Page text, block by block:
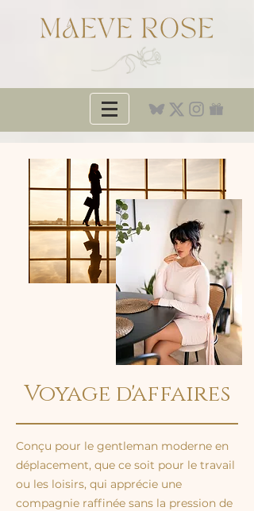
Voyage d'affaires
Conçu pour le gentleman moderne en
déplacement, que ce soit pour le travail
ou les loisirs, qui apprécie une
compagnie raffinée sans la pression de